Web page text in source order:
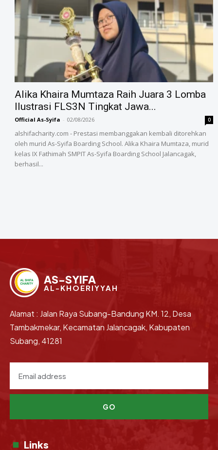
Alika Khaira Mumtaza Raih Juara 3 Lomba
Ilustrasi FLS3N Tingkat Jawa...
Official As-Syifa - 02/08/2026 0
alshifacharity.com - Prestasi membanggakan kembali ditorehkan
oleh murid As-Syifa Boarding School. Alika Khaira Mumtaza, murid
kelas IX Fathimah SMPIT As-Syifa Boarding School Jalancagak,
berhasil...
AS-SYIFA
AL-KHOERIYYAH
Alamat : Jalan Raya Subang-Bandung KM. 12, Desa
Tambakmekar, Kecamatan Jalancagak, Kabupaten
Subang, 41281
GO
Links